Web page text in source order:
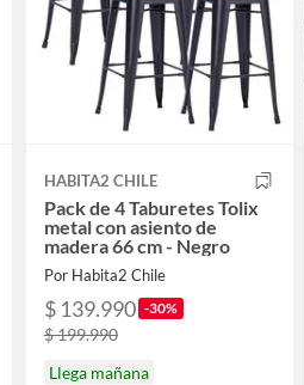
HABITA2 CHILE
Pack de 4 Taburetes Tolix
metal con asiento de
madera 66 cm - Negro
Por Habita2 Chile
$ 139.990 -30%
$ 199.990
Llega mañana